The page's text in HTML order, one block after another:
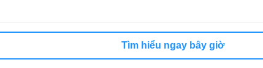
Tìm hiểu ngay bây giờ